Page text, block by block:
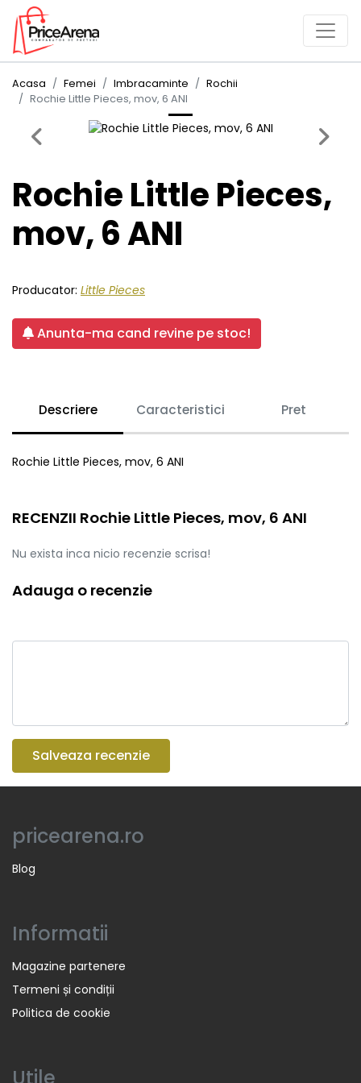
Acasa Femei Imbracaminte
Rochii
Rochie Little Pieces, mov, 6 ANI
Previous Next
Rochie Little Pieces,
mov, 6 ANI
Producator: Little Pieces
Anunta-ma cand revine pe stoc!
Descriere Caracteristici Pret
Rochie Little Pieces, mov, 6 ANI
RECENZII Rochie Little Pieces, mov, 6 ANI
Nu exista inca nicio recenzie scrisa!
Adauga o recenzie
Salveaza recenzie
pricearena.ro
Blog
Informatii
Magazine partenere
Termeni și condiții
Politica de cookie
Utile